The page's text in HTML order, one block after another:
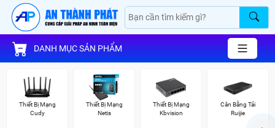
DANH MỤC SẢN PHẨM
Thiết Bị Mạng
Cudy
Thiết Bị Mạng
Netis
Thiết Bị Mạng
Kbvision
Cân Bằng Tải
Ruijie